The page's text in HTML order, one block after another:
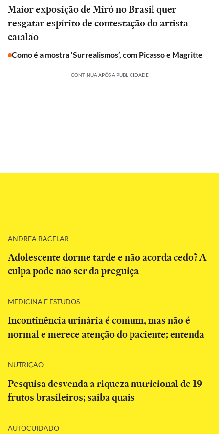
Maior exposição de Miró no Brasil quer
resgatar espírito de contestação do artista
catalão
Como é a mostra ‘Surrealismos’, com Picasso e Magritte
CONTINUA APÓS A PUBLICIDADE
ANDREA BACELAR
Adolescente dorme tarde e não acorda cedo? A
culpa pode não ser da preguiça
MEDICINA E ESTUDOS
Incontinência urinária é comum, mas não é
normal e merece atenção do paciente; entenda
NUTRIÇÃO
Pesquisa desvenda a riqueza nutricional de 19
frutos brasileiros; saiba quais
AUTOCUIDADO